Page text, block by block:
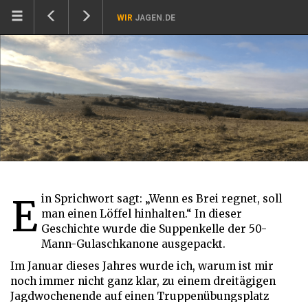
WIR JAGEN.DE
Ein Sprichwort sagt: „Wenn es Brei regnet, soll man einen Löffel hinhalten.“ In dieser
Geschichte wurde die Suppenkelle der 50-
Mann-Gulaschkanone ausgepackt.
Im Januar dieses Jahres wurde ich, warum ist mir
noch immer nicht ganz klar, zu einem dreitägigen
Jagdwochenende auf einen Truppenübungsplatz